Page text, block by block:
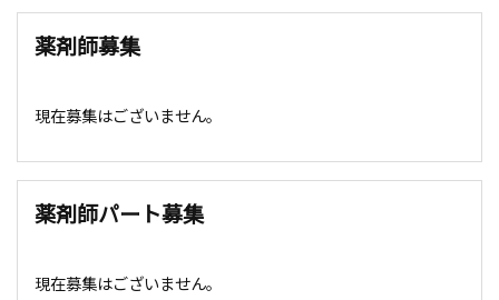
薬剤師募集
現在募集はございません。
薬剤師パート募集
現在募集はございません。